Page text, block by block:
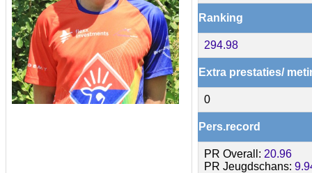
Ranking
294.98
Extra prestaties/
0
Pers.record
PR Overall: 20.96
PR Jeugdschans: